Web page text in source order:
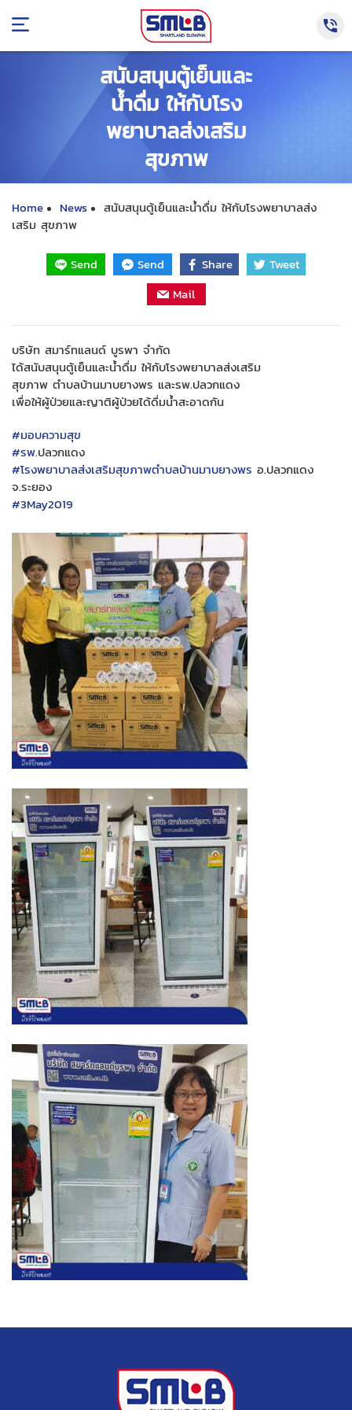
สนับสนุนตู้เย็นและ
น้ำดื่ม ให้กับโรง
พยาบาลส่งเสริม
สุขภาพ
Home News
สนับสนุนตู้เย็นและน้ำดื่ม ให้กับโรงพยาบาลส่ง
เสริม สุขภาพ
Send Send Share
Tweet
Mail
บริษัท สมาร์ทแลนด์ บูรพา จำกัด
ได้สนับสนุนตู้เย็นและน้ำดื่ม ให้กับโรงพยาบาลส่งเสริม
สุขภาพ ตำบลบ้านมาบยางพร และรพ.ปลวกแดง
เพื่อให้ผู้ป่วยและญาติผู้ป่วยได้ดื่มน้ำสะอาดกัน
#มอบความสุข
#รพ.ปลวกแดง
#โรงพยาบาลส่งเสริมสุขภาพตำบลบ้านมาบยางพร อ.ปลวกแดง
จ.ระยอง
#3May2019